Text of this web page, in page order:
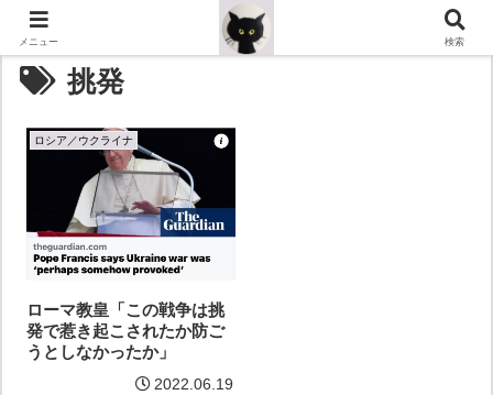
挑発
ロシア／ウクライナ
ローマ教皇「この戦争は挑
発で惹き起こされたか防ご
うとしなかったか」
2022.06.19
メニュー 検索